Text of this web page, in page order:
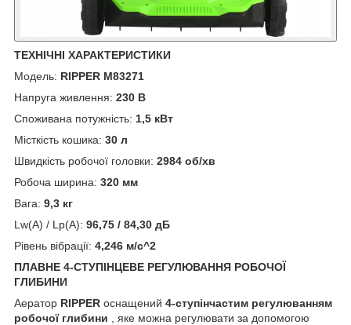
ТЕХНІЧНІ ХАРАКТЕРИСТИКИ
Модель: RIPPER M83271
Напруга живлення: 230 В
Споживана потужність: 1,5 кВт
Місткість кошика: 30 л
Швидкість робочої головки: 2984 об/хв
Робоча ширина: 320 мм
Вага: 9,3 кг
Lw(A) / Lp(A): 96,75 / 84,30 дБ
Рівень вібрації: 4,246 м/с^2
ПЛАВНЕ 4-СТУПІНЦЕВЕ РЕГУЛЮВАННЯ РОБОЧОЇ
ГЛИБИНИ
Аератор RIPPER оснащений 4-ступінчастим регулюванням
робочої глибини , яке можна регулювати за допомогою